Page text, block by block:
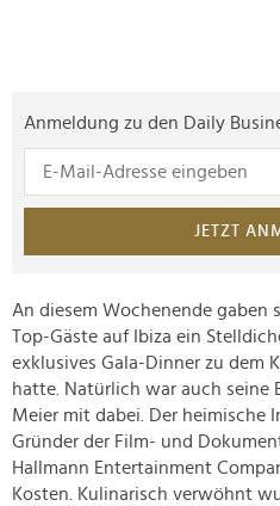
Anmeldung zu den Daily
JETZT
An diesem Wochenende gaben
Top-Gäste auf Ibiza ein
exklusives Gala-Dinner zu dem
hatte. Natürlich war auch seine
Meier mit dabei. Der heimische
Gründer der Film- und
Hallmann Entertainment
Kosten. Kulinarisch verwöhnt